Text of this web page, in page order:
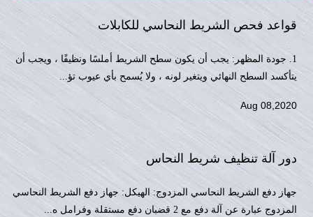
قواعد فحص الشريط النحاسي للكابلات
1. جودة المظهر: يجب أن يكون سطح الشريط أملسًا ونظيفًا ، ويجب أن
يتأكسد السطح النهائي ويتغير لونه ، ولا يُسمح بأي عيوب تؤ...
Aug 08,2020
دور آلة تنظيف شريط النحاس
جهاز دفع الشريط النحاسي المزدوج: الهيكل: جهاز دفع الشريط النحاسي
المزدوج عبارة عن آلة دفع مع 2 قضبان دفع مستقلة وفرامل ه...